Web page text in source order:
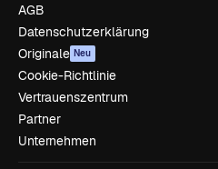
AGB
Datenschutzerklärung
Originale Neu
Cookie-Richtlinie
Vertrauenszentrum
Partner
Unternehmen